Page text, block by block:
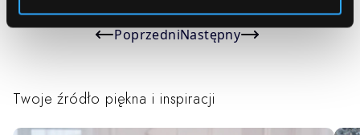
PoprzedniNastępny
Twoje źródło piękna i inspiracji